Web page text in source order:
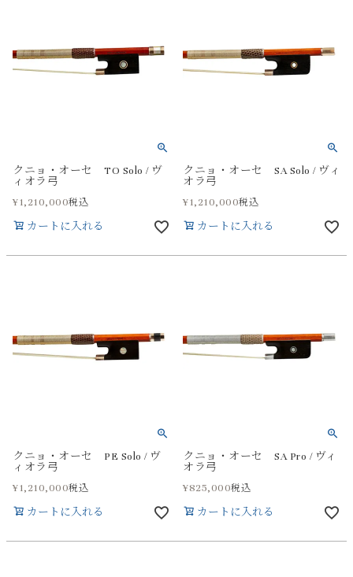
クニョ・オーセ TO Solo / ヴ
ィオラ弓
¥1,210,000税込
カートに入れる
クニョ・オーセ SA Solo / ヴィ
オラ弓
¥1,210,000税込
カートに入れる
クニョ・オーセ PE Solo / ヴ
ィオラ弓
¥1,210,000税込
カートに入れる
クニョ・オーセ SA Pro / ヴィ
オラ弓
¥825,000税込
カートに入れる